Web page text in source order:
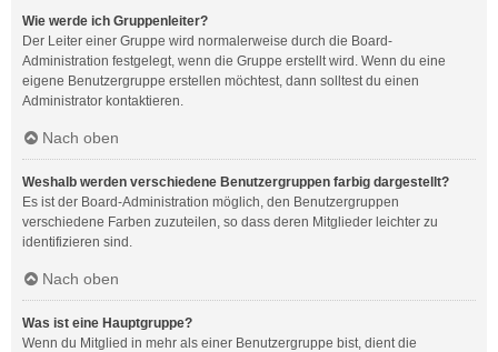
Wie werde ich Gruppenleiter?
Der Leiter einer Gruppe wird normalerweise durch die Board-
Administration festgelegt, wenn die Gruppe erstellt wird. Wenn du eine
eigene Benutzergruppe erstellen möchtest, dann solltest du einen
Administrator kontaktieren.
Nach oben
Weshalb werden verschiedene Benutzergruppen farbig dargestellt?
Es ist der Board-Administration möglich, den Benutzergruppen
verschiedene Farben zuzuteilen, so dass deren Mitglieder leichter zu
identifizieren sind.
Nach oben
Was ist eine Hauptgruppe?
Wenn du Mitglied in mehr als einer Benutzergruppe bist, dient die